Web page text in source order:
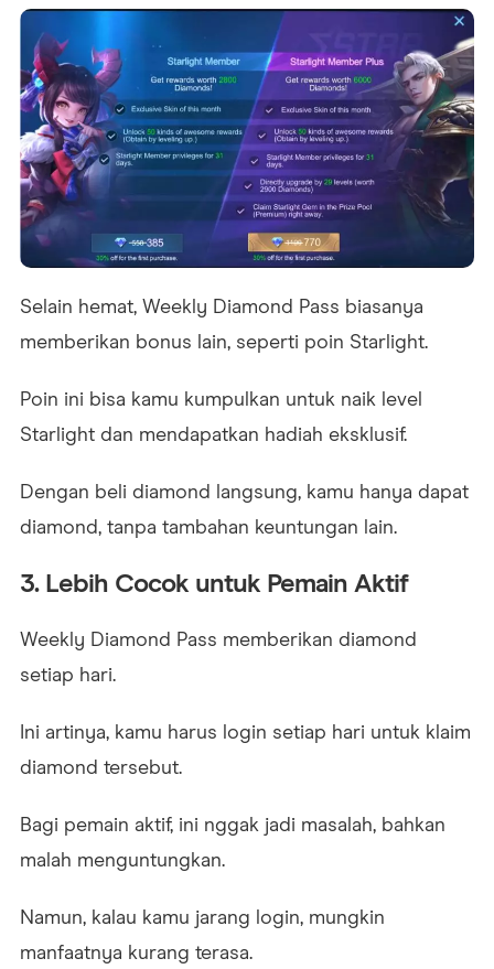
Selain hemat, Weekly Diamond Pass biasanya
memberikan bonus lain, seperti poin Starlight.
Poin ini bisa kamu kumpulkan untuk naik level
Starlight dan mendapatkan hadiah eksklusif.
Dengan beli diamond langsung, kamu hanya dapat
diamond, tanpa tambahan keuntungan lain.
3. Lebih Cocok untuk Pemain Aktif
Weekly Diamond Pass memberikan diamond
setiap hari.
Ini artinya, kamu harus login setiap hari untuk klaim
diamond tersebut.
Bagi pemain aktif, ini nggak jadi masalah, bahkan
malah menguntungkan.
Namun, kalau kamu jarang login, mungkin
manfaatnya kurang terasa.